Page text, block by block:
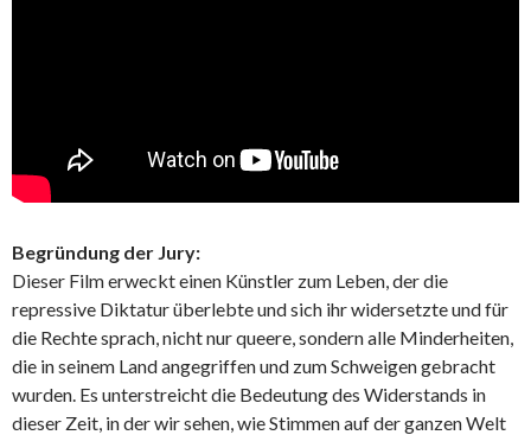
Begründung der Jury:
Dieser Film erweckt einen Künstler zum Leben, der die
repressive Diktatur überlebte und sich ihr widersetzte und für
die Rechte sprach, nicht nur queere, sondern alle Minderheiten,
die in seinem Land angegriffen und zum Schweigen gebracht
wurden. Es unterstreicht die Bedeutung des Widerstands in
dieser Zeit, in der wir sehen, wie Stimmen auf der ganzen Welt